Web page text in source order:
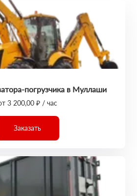
погрузчика в Муллаши
3 200,00 ₽ / час
Заказать